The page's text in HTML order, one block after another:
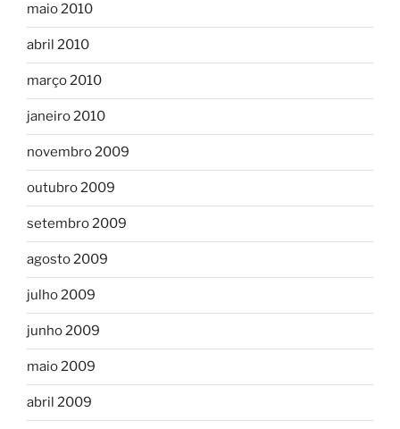
maio 2010
abril 2010
março 2010
janeiro 2010
novembro 2009
outubro 2009
setembro 2009
agosto 2009
julho 2009
junho 2009
maio 2009
abril 2009